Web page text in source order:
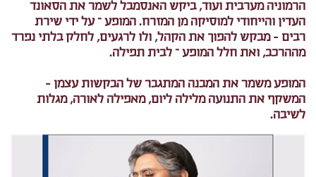
הרמוניה מערבית ועוד, ביקש האנסמבל לשמר את הסאונד
העדין והייחודי למוסיקה מן המזרח. המופע – על ידי שירת
רבים - מבקש להפוך את הקהל, ולו לרגעים, לחלק בלתי נפרד
מההרכב, ואת חלל המופע – לבית תפילה.
המופע משמר את המבנה המתגבר של הבקשות עצמן -
המשקף את התנועה מלילה ליום, מאפילה לאורה, מגלות
לשיבה.